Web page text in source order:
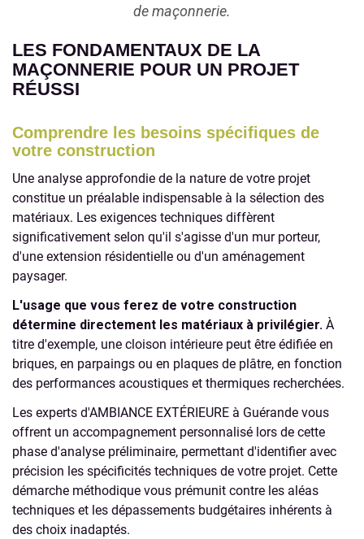
de maçonnerie.
LES FONDAMENTAUX DE LA
MAÇONNERIE POUR UN PROJET
RÉUSSI
Comprendre les besoins spécifiques de
votre construction
Une analyse approfondie de la nature de votre projet
constitue un préalable indispensable à la sélection des
matériaux. Les exigences techniques diffèrent
significativement selon qu'il s'agisse d'un mur porteur,
d'une extension résidentielle ou d'un aménagement
paysager.
L'usage que vous ferez de votre construction
détermine directement les matériaux à privilégier. À
titre d'exemple, une cloison intérieure peut être édifiée en
briques, en parpaings ou en plaques de plâtre, en fonction
des performances acoustiques et thermiques recherchées.
Les experts d'AMBIANCE EXTÉRIEURE à Guérande vous
offrent un accompagnement personnalisé lors de cette
phase d'analyse préliminaire, permettant d'identifier avec
précision les spécificités techniques de votre projet. Cette
démarche méthodique vous prémunit contre les aléas
techniques et les dépassements budgétaires inhérents à
des choix inadaptés.